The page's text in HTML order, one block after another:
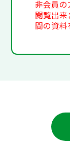
非会員
閲覧出
間の資料